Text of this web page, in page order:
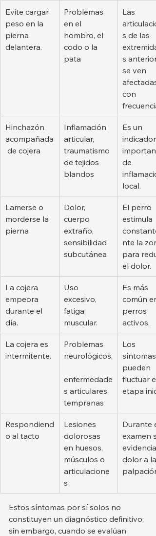
Evite cargar
peso en la
pierna
delantera.
Problemas
en el
hombro, el
codo o la
pata
Las
s de las
s
se ven
afectadas
con
frecuencia.
Hinchazón
acompañada
de cojera
Inflamación
articular,
traumatismo
de tejidos
blandos
Es un
indicador
de
local.
Lamerse o
morderse la
pierna
Dolor,
cuerpo
extraño,
sensibilidad
subcutánea
El perro
estimula
nte la
para
el dolor.
La cojera
empeora
durante el
día.
Uso
excesivo,
fatiga
muscular.
Es más
común en
perros
activos.
La cojera es
intermitente.
Problemas
neurológicos,
enfermedade
s articulares
tempranas
Los
síntomas
pueden
fluctuar
etapa
Respondiend
o al tacto
Lesiones
dolorosas
en huesos,
músculos o
articulacione
s
Durante
examen
evidencia
dolor a la
palpación.
Estos síntomas por sí solos no
constituyen un diagnóstico definitivo;
sin embargo, cuando se evalúan